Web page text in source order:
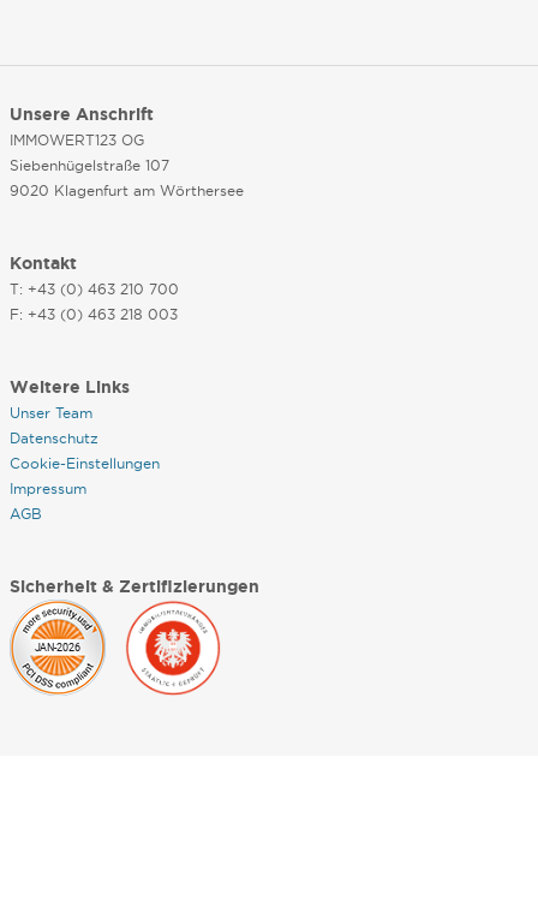
Unsere Anschrift
IMMOWERT123 OG
Siebenhügelstraße 107
9020 Klagenfurt am Wörthersee
Kontakt
T: +43 (0) 463 210 700
F: +43 (0) 463 218 003
Weitere Links
Unser Team
Datenschutz
Cookie-Einstellungen
Impressum
AGB
Sicherheit & Zertifizierungen